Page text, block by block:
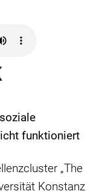
funktioniert
„The
Konstanz